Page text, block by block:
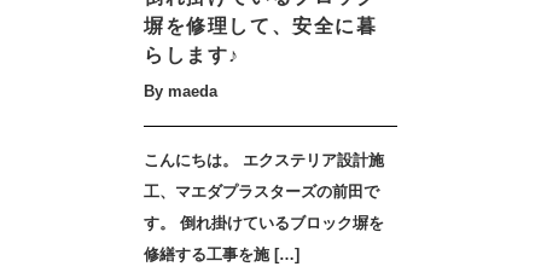
塀を修理して、安全に暮
らします♪
By maeda
こんにちは。 エクステリア設計施
工、マエダプラスターズの前田で
す。 倒れ掛けているブロック塀を
修繕する工事を施 […]